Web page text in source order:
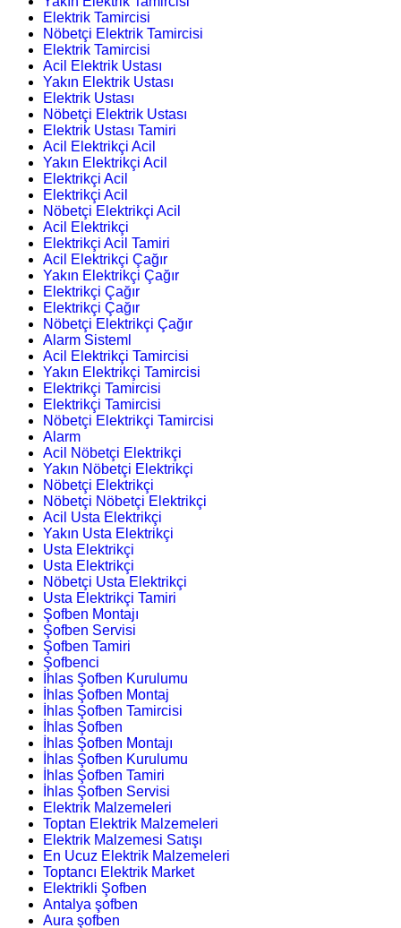
Elektrik Tamircisi
Nöbetçi Elektrik Tamircisi
Elektrik Tamircisi
Acil Elektrik Ustası
Yakın Elektrik Ustası
Elektrik Ustası
Nöbetçi Elektrik Ustası
Elektrik Ustası Tamiri
Acil Elektrikçi Acil
Yakın Elektrikçi Acil
Elektrikçi Acil
Elektrikçi Acil
Nöbetçi Elektrikçi Acil
Acil Elektrikçi
Elektrikçi Acil Tamiri
Acil Elektrikçi Çağır
Yakın Elektrikçi Çağır
Elektrikçi Çağır
Elektrikçi Çağır
Nöbetçi Elektrikçi Çağır
Alarm Sisteml
Acil Elektrikçi Tamircisi
Yakın Elektrikçi Tamircisi
Elektrikçi Tamircisi
Elektrikçi Tamircisi
Nöbetçi Elektrikçi Tamircisi
Alarm
Acil Nöbetçi Elektrikçi
Yakın Nöbetçi Elektrikçi
Nöbetçi Elektrikçi
Nöbetçi Nöbetçi Elektrikçi
Acil Usta Elektrikçi
Yakın Usta Elektrikçi
Usta Elektrikçi
Usta Elektrikçi
Nöbetçi Usta Elektrikçi
Usta Elektrikçi Tamiri
Şofben Montajı
Şofben Servisi
Şofben Tamiri
Şofbenci
İhlas Şofben Kurulumu
İhlas Şofben Montaj
İhlas Şofben Tamircisi
İhlas Şofben
İhlas Şofben Montajı
İhlas Şofben Kurulumu
İhlas Şofben Tamiri
İhlas Şofben Servisi
Elektrik Malzemeleri
Toptan Elektrik Malzemeleri
Elektrik Malzemesi Satışı
En Ucuz Elektrik Malzemeleri
Toptancı Elektrik Market
Elektrikli Şofben
Antalya şofben
Aura şofben